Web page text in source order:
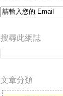
搜尋此網誌
文章分類